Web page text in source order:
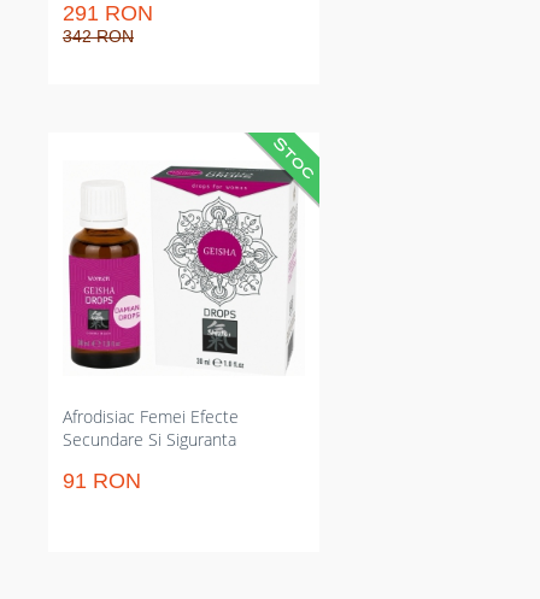
291 RON
342 RON
Afrodisiac Femei Efecte
Secundare Si Siguranta
91 RON
Picături afrodisiace pentru femei:
trezesc dorința și controlează
impulsul sexual. Rezultat
predictibil în aproximativ 30
minute și dozaj clar 25–30 picături
reduce necesitatea reaplicărilor.
Se pot administra sub limbă sau
dizolvate în băutură pentru
folosire discretă.